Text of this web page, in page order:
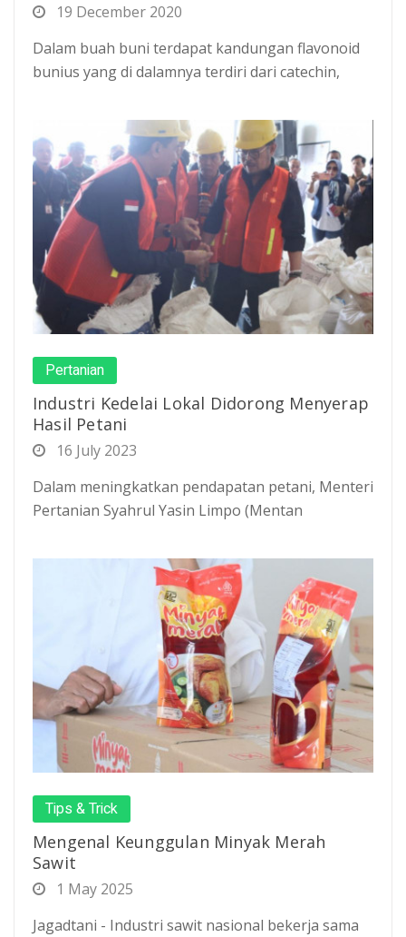
19 December 2020
Dalam buah buni terdapat kandungan flavonoid
bunius yang di dalamnya terdiri dari catechin,
Pertanian
Industri Kedelai Lokal Didorong Menyerap
Hasil Petani
16 July 2023
Dalam meningkatkan pendapatan petani, Menteri
Pertanian Syahrul Yasin Limpo (Mentan
Tips & Trick
Mengenal Keunggulan Minyak Merah
Sawit
1 May 2025
Jagadtani - Industri sawit nasional bekerja sama